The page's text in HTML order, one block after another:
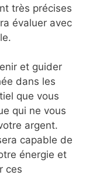
très précises
évaluer avec
et guider
dans les
que vous
qui ne vous
argent.
capable de
énergie et
ces